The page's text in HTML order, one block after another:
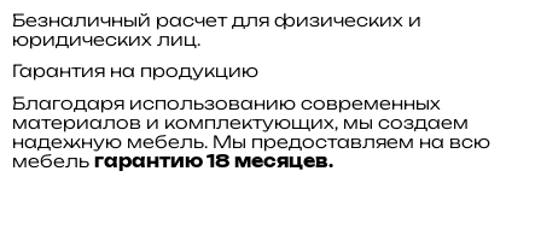
Безналичный расчет для физических и
юридических лиц.
Гарантия на продукцию
Благодаря использованию современных
материалов и комплектующих, мы создаем
надежную мебель. Мы предоставляем на всю
мебель гарантию 18 месяцев.